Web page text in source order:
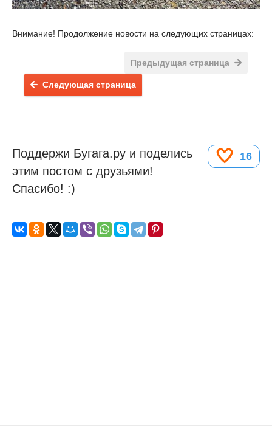
Внимание! Продолжение новости на следующих страницах:
Предыдущая страница
Следующая страница
16
Поддержи Бугага.ру и поделись
этим постом с друзьями!
Спасибо! :)